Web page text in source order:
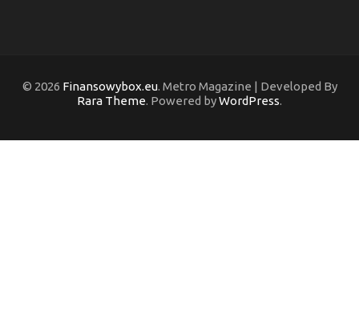
© 2026 Finansowybox.eu. Metro Magazine | Developed By
Rara Theme. Powered byWordPress.